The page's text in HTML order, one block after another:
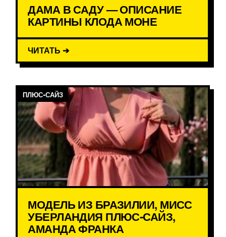
ДАМА В САДУ — ОПИСАНИЕ
КАРТИНЫ КЛОДА МОНЕ
ЧИТАТЬ ➔
ПЛЮС-САЙЗ
МОДЕЛЬ ИЗ БРАЗИЛИИ, МИСС
УБЕРЛАНДИЯ ПЛЮС-САЙЗ,
АМАНДА ФРАНКА